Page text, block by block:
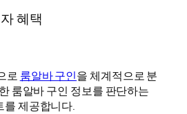
혜택
로 룸알바 구인을 체계적으로 분
룸알바 구인 정보를 판단하는
를 제공합니다.